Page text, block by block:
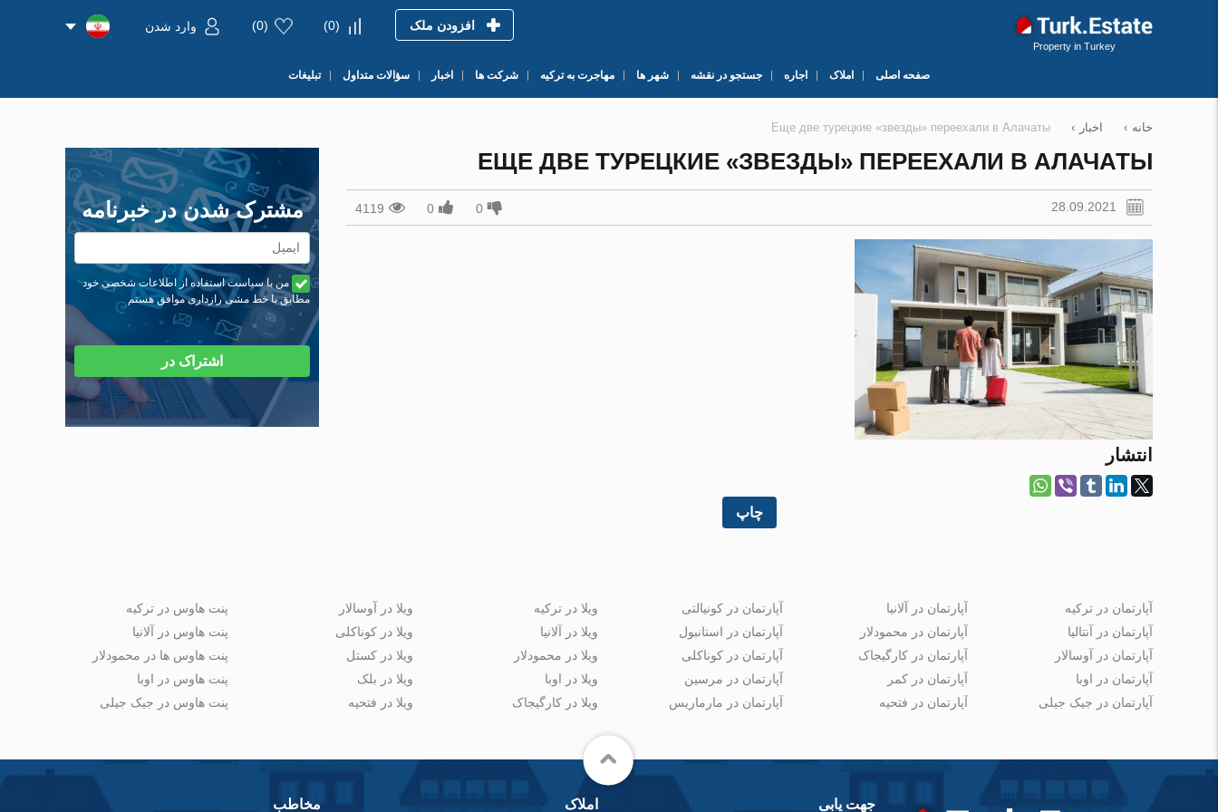
Property in Turkey
افزودن ملک (
0
)
(
0
) وارد شدن
صفحه اصلی املاک اجاره جستجو در نقشه شهر ها مهاجرت به ترکیه شرکت ها اخبار سؤالات متداول تبلیغات
خانه › اخبار ›
Еще две турецкие «звезды» переехали в Алачаты
ЕЩЕ ДВЕ ТУРЕЦКИЕ «ЗВЕЗДЫ» ПЕРЕЕХАЛИ В АЛАЧАТЫ
28.09.2021
4119 0 0
انتشار
چاپ
مشترک شدن در خبرنامه
من با سیاست استفاده از اطلاعات شخصی خود
مطابق با خط مشی رازداری موافق هستم
اشتراک در
آپارتمان در ترکیه
آپارتمان در آنتالیا
آپارتمان در آوسالار
آپارتمان در اوبا
آپارتمان در جیک جیلی
آپارتمان در آلانیا
آپارتمان در محمودلار
آپارتمان در کارگیجاک
آپارتمان در کمر
آپارتمان در فتحیه
آپارتمان در کونیالتی
آپارتمان در استانبول
آپارتمان در کوناکلی
آپارتمان در مرسین
آپارتمان در مارماریس
ویلا در ترکیه
ویلا در آلانیا
ویلا در محمودلار
ویلا در اوبا
ویلا در کارگیجاک
ویلا در آوسالار
ویلا در کوناکلی
ویلا در کستل
ویلا در بلک
ویلا در فتحیه
پنت هاوس در ترکیه
پنت هاوس در آلانیا
پنت هاوس ها در محمودلار
پنت هاوس در اوبا
پنت هاوس در جیک جیلی
جهت یابی املاک مخاطب